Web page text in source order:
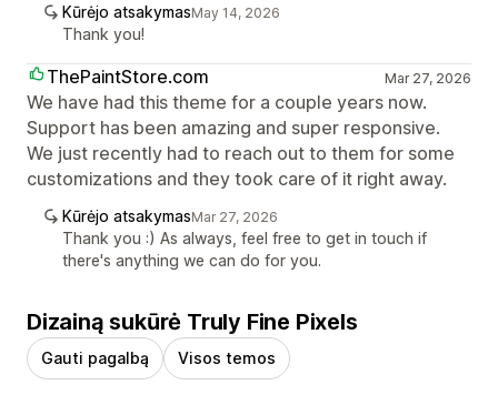
Kūrėjo atsakymasMay 14, 2026
Thank you!
ThePaintStore.com Mar 27, 2026
We have had this theme for a couple years now.
Support has been amazing and super responsive.
We just recently had to reach out to them for some
customizations and they took care of it right away.
Kūrėjo atsakymasMar 27, 2026
Thank you :) As always, feel free to get in touch if
there's anything we can do for you.
Dizainą sukūrė Truly Fine Pixels
Gauti pagalbą Visos temos